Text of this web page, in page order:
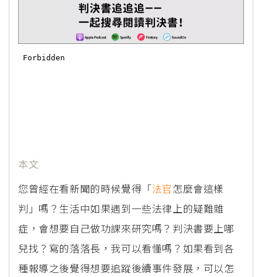
本文
您曾經在看新聞的時候覺得「法官怎麼會這樣
判」嗎？生活中如果遇到一些法律上的疑難雜
症，會想要自己做功課來研究嗎？判決書要上哪
兒找？寫的落落長，我可以看懂嗎？如果看到各
種報導之後覺得想要追蹤後續事件發展，可以怎